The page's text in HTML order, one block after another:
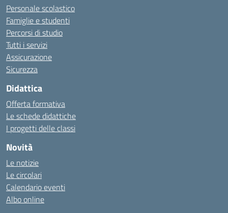
Personale scolastico
Famiglie e studenti
Percorsi di studio
Tutti i servizi
Assicurazione
Sicurezza
Didattica
Offerta formativa
Le schede didattiche
I progetti delle classi
Novità
Le notizie
Le circolari
Calendario eventi
Albo online